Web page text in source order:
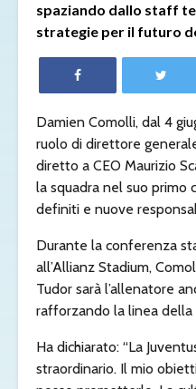
spaziando dallo staff
strategie per il futuro
Damien Comolli, dal 4
ruolo di direttore
diretto a CEO Maurizio
la squadra nel suo primo
definiti e nuove
Durante la conferenza
all’Allianz Stadium,
Tudor sarà l’allenatore
rafforzando la linea
Ha dichiarato: “La
straordinario. Il mio